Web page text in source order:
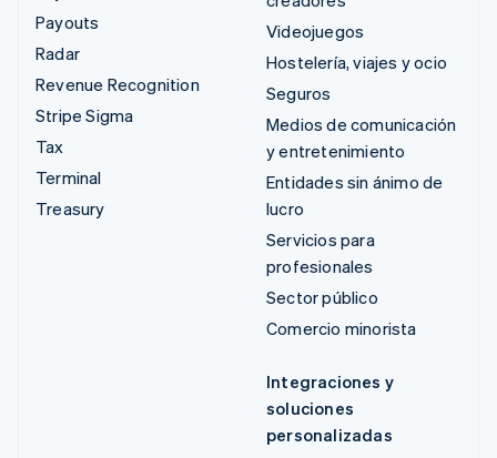
Payouts
Radar
Revenue Recognition
Stripe Sigma
Tax
Terminal
Treasury
Videojuegos
Hostelería, viajes y ocio
Seguros
Medios de comunicación
y entretenimiento
Entidades sin ánimo de
lucro
Servicios para
profesionales
Sector público
Comercio minorista
Integraciones y
soluciones
personalizadas